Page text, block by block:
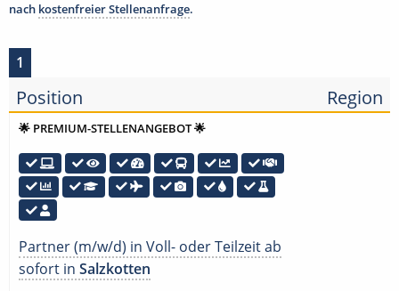
nach kostenfreier Stellenanfrage.
1
Position Region
🌟 PREMIUM-STELLENANGEBOT 🌟
Partner (m/w/d) in Voll- oder Teilzeit ab
sofort in Salzkotten